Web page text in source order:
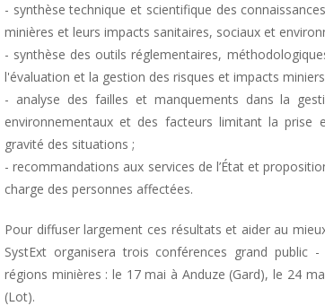
- synthèse technique et scientifique des
minières et leurs impacts sanitaires, sociaux et
- synthèse des outils réglementaires,
l'évaluation et la gestion des risques et impacts
- analyse des failles et manquements dans la
environnementaux et des facteurs limitant la prise
gravité des situations ;
- recommandations aux services de l’État et
charge des personnes affectées.
Pour diffuser largement ces résultats et aider au
SystExt organisera trois conférences grand public
régions minières : le 17 mai à Anduze (Gard), le 24
(Lot).